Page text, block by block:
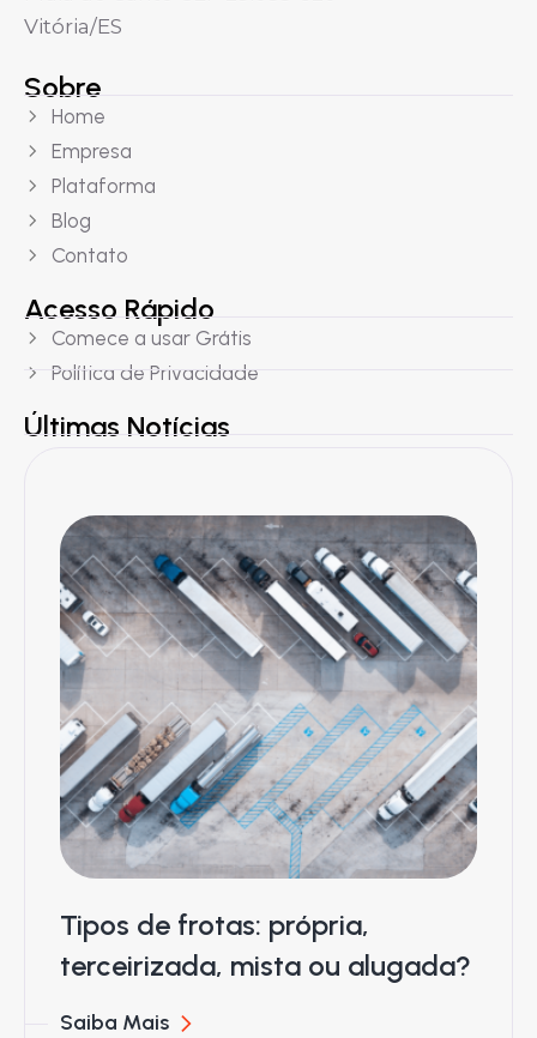
Vitória/ES
Sobre
Home
Empresa
Plataforma
Blog
Contato
Acesso Rápido
Comece a usar Grátis
Política de Privacidade
Últimas Notícias
Tipos de frotas: própria,
terceirizada, mista ou alugada?
Saiba Mais